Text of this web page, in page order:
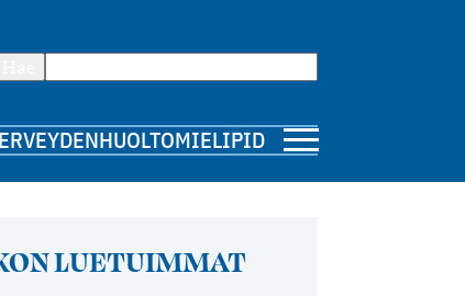
MIELIPIDE
LUETUIMMAT